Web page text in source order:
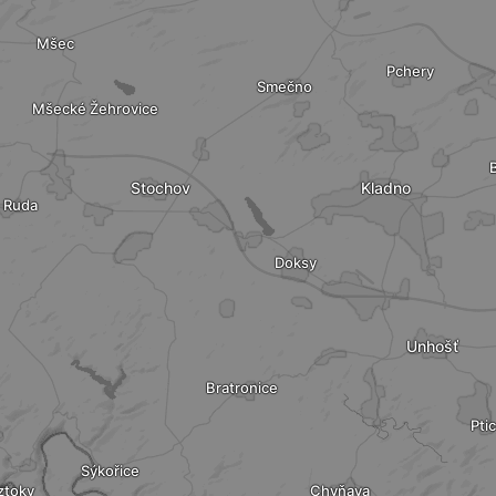
Ruda
Mšec
Mšecké Žehrovice
Smečno
Doksy
Stochov
Bratronice
Pchery
Sýkořice
Unhošť
Kladno
Chyňava